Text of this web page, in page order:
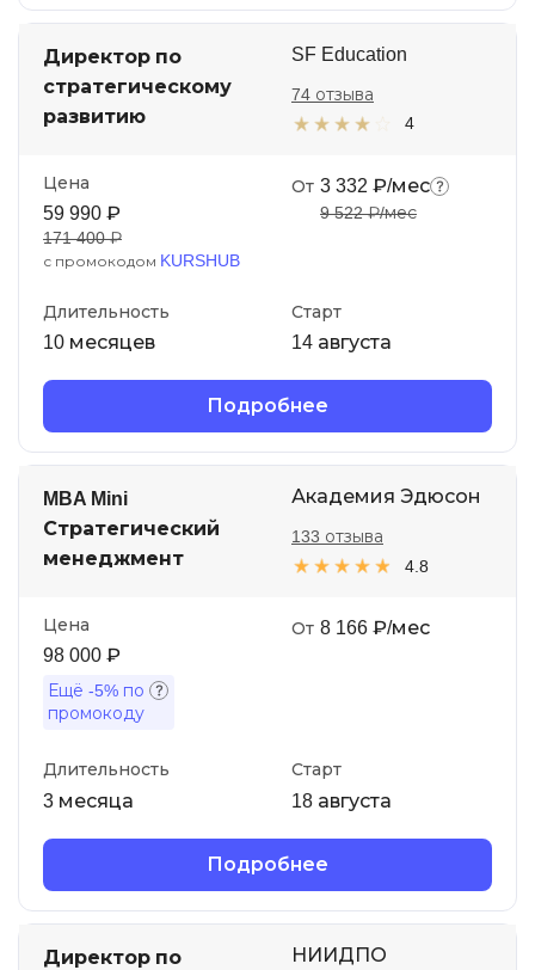
Директор по
стратегическому
развитию
SF Education
4
74 отзыва
Цена
59 990 ₽
171 400 ₽
с промокодом KURSHUB
От 3 332 ₽/мес
9 522 ₽/мес
Длительность
10 месяцев
Старт
14 августа
Подробнее
MBA Mini
Стратегический
менеджмент
Академия Эдюсон
4.8
133 отзыва
Цена
98 000 ₽
Ещё -5% по
промокоду
От 8 166 ₽/мес
Длительность
3 месяца
Старт
18 августа
Подробнее
Директор по
НИИДПО